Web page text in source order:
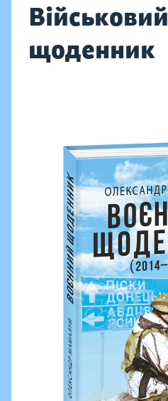
Військовий
щоденник